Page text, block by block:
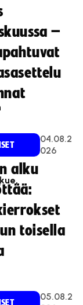
–
04.08.2
026
alku
toisella
05.08.2